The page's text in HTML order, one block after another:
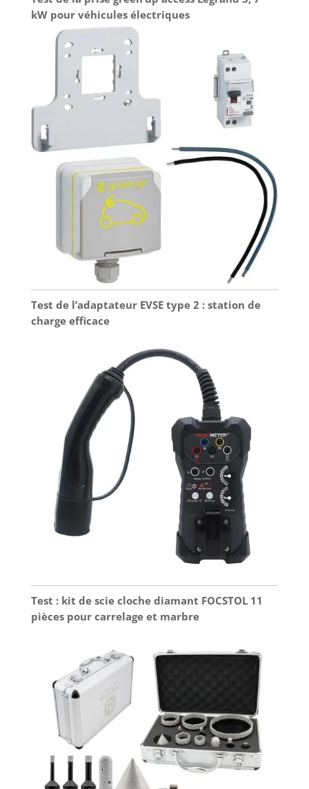
kW pour véhicules électriques
Test de l’adaptateur EVSE type 2 : station de
charge efficace
Test : kit de scie cloche diamant FOCSTOL 11
pièces pour carrelage et marbre